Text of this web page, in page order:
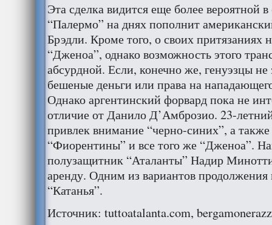
Эта сделка видится еще более вероятной в
“Палермо” на днях пополнит
Брэдли. Кроме того, о своих притязаниях
“Дженоа”, однако возможность этого
абсурдной. Если, конечно же, генуэзцы не
бешеные деньги или права на
Однако аргентинский форвард пока не
отличие от Данило Д’Амброзио. 23-
привлек внимание “черно-синих”, а
“Фиорентины” и все того же “Дженоа”.
полузащитник “Аталанты” Надир
аренду. Одним из вариантов продолжения
“Катанья”.
Источник: tuttoatalanta.com,